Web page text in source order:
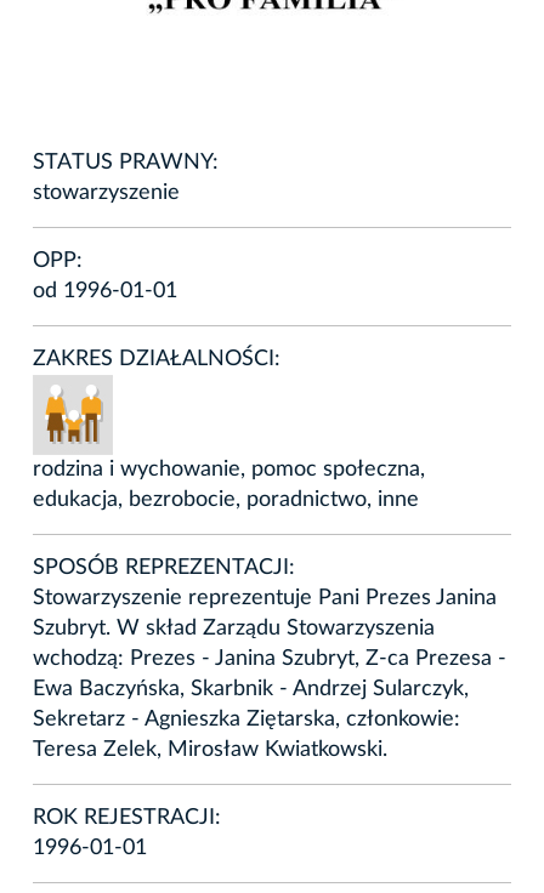
STATUS PRAWNY:
stowarzyszenie
OPP:
od 1996-01-01
ZAKRES DZIAŁALNOŚCI:
rodzina i wychowanie, pomoc społeczna,
edukacja, bezrobocie, poradnictwo, inne
SPOSÓB REPREZENTACJI:
Stowarzyszenie reprezentuje Pani Prezes Janina
Szubryt. W skład Zarządu Stowarzyszenia
wchodzą: Prezes - Janina Szubryt, Z-ca Prezesa -
Ewa Baczyńska, Skarbnik - Andrzej Sularczyk,
Sekretarz - Agnieszka Ziętarska, członkowie:
Teresa Zelek, Mirosław Kwiatkowski.
ROK REJESTRACJI:
1996-01-01